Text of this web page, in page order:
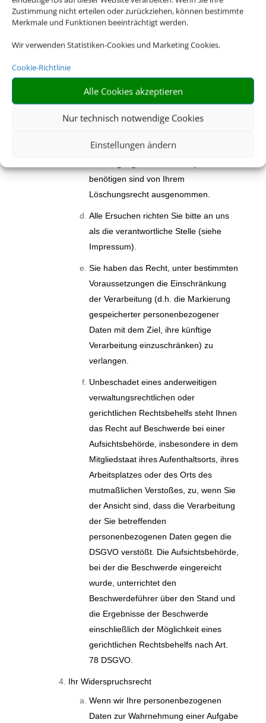
Zustimmung nicht erteilen oder zurückziehen, können bestimmte
Merkmale und Funktionen beeinträchtigt werden.
Wir verwenden Statistiken-Cookies und Marketing Cookies.
Cookie-Richtlinie
Alle Cookies akzeptieren
Nur technisch notwendige Cookies
Einstellungen ändern
Daten zu verlangen, wenn die
gesetzlichen Voraussetzungen
vorliegen. Bitte beachten Sie, dass Ihr
bzw. dürfen wir keine Daten löschen,
die wir aufgrund gesetzlicher
Aufbewahrungsfristen noch weiter
zur Geltendmachung, Ausübung oder
benötigen sind von Ihrem
Löschungsrecht ausgenommen.
Alle Ersuchen richten Sie bitte an uns
als die verantwortliche Stelle (siehe
Impressum).
Sie haben das Recht, unter bestimmten
Voraussetzungen die Einschränkung
der Verarbeitung (d.h. die Markierung
gespeicherter personenbezogener
Daten mit dem Ziel, ihre künftige
Verarbeitung einzuschränken) zu
verlangen.
Unbeschadet eines anderweitigen
verwaltungsrechtlichen oder
gerichtlichen Rechtsbehelfs steht Ihnen
das Recht auf Beschwerde bei einer
Aufsichtsbehörde, insbesondere in dem
Mitgliedstaat ihres Aufenthaltsorts, ihres
Arbeitsplatzes oder des Orts des
mutmaßlichen Verstoßes, zu, wenn Sie
der Ansicht sind, dass die Verarbeitung
der Sie betreffenden
personenbezogenen Daten gegen die
DSGVO verstößt. Die Aufsichtsbehörde,
bei der die Beschwerde eingereicht
wurde, unterrichtet den
Beschwerdeführer über den Stand und
die Ergebnisse der Beschwerde
einschließlich der Möglichkeit eines
gerichtlichen Rechtsbehelfs nach Art.
78 DSGVO.
Ihr Widerspruchsrecht
Wenn wir Ihre personenbezogenen
Daten zur Wahrnehmung einer Aufgabe